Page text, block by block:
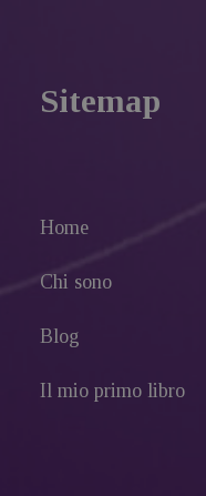
Sitemap
Home
Chi sono
Blog
Il mio primo libro